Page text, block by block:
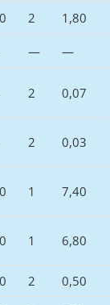
2 1,80
— —
2 0,07
2 0,03
1 7,40
1 6,80
2
0,50